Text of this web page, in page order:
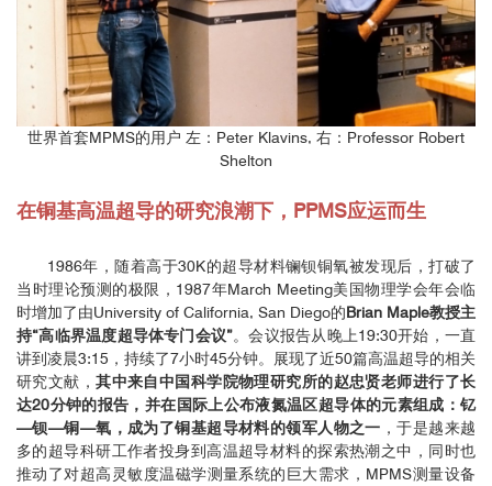
世界首套MPMS的用户 左：Peter Klavins, 右：Professor Robert
Shelton
在铜基高温超导的研究浪潮下，PPMS应运而生
1986年，随着高于30K的超导材料镧钡铜氧被发现后，打破了
当时理论预测的极限，1987年March Meeting美国物理学会年会临
时增加了由University of California, San Diego的Brian Maple教授主
持“高临界温度超导体专门会议”。会议报告从晚上19:30开始，一直
讲到凌晨3:15，持续了7小时45分钟。展现了近50篇高温超导的相关
研究文献，其中来自中国科学院物理研究所的赵忠贤老师进行了长
达20分钟的报告，并在国际上公布液氮温区超导体的元素组成：钇
—钡—铜—氧，成为了铜基超导材料的领军人物之一 ，于是越来越
多的超导科研工作者投身到高温超导材料的探索热潮之中，同时也
推动了对超高灵敏度温磁学测量系统的巨大需求，MPMS测量设备